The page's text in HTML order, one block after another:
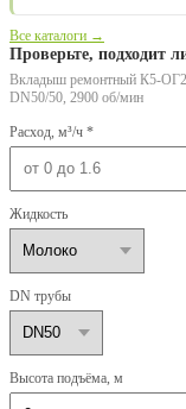
Все каталоги →
Проверьте, подходит
Вкладыш ремонтный К5-
DN50/50, 2900 об/мин
Расход, м³/ч *
Жидкость
DN трубы
Высота подъёма, м